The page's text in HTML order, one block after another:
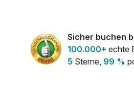
Sicher buchen
100.000+ echte
5 Sterne, 99 %